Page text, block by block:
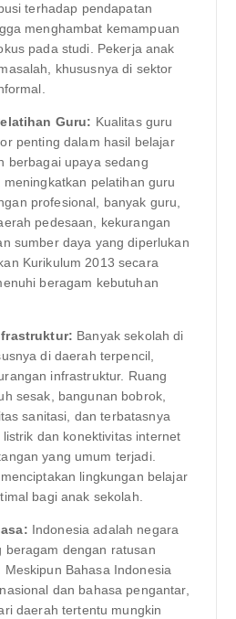
terhadap pendapatan
menghambat kemampuan
pada studi. Pekerja anak
khususnya di sektor
Guru: Kualitas guru
penting dalam hasil belajar
berbagai upaya sedang
pelatihan guru
profesional, banyak guru,
pedesaan, kekurangan
sumber daya yang diperlukan
Kurikulum 2013 secara
beragam kebutuhan
Banyak sekolah di
di daerah terpencil,
infrastruktur. Ruang
sesak, bangunan bobrok,
sanitasi, dan terbatasnya
dan konektivitas internet
yang umum terjadi.
lingkungan belajar
bagi anak sekolah.
Indonesia adalah negara
beragam dengan ratusan
Meskipun Bahasa Indonesia
dan bahasa pengantar,
daerah tertentu mungkin